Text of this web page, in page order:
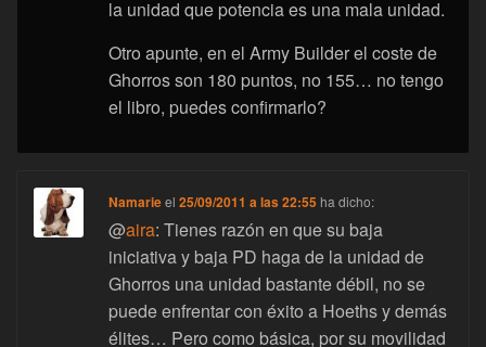
la unidad que potencia es una mala unidad.
Otro apunte, en el Army Builder el coste de
Ghorros son 180 puntos, no 155… no tengo
el libro, puedes confirmarlo?
Namarieel25/09/2011 a las 22:55 ha dicho:
@aira: Tienes razón en que su baja
iniciativa y baja PD haga de la unidad de
Ghorros una unidad bastante débil, no se
puede enfrentar con éxito a Hoeths y demás
élites… Pero como básica, por su movilidad